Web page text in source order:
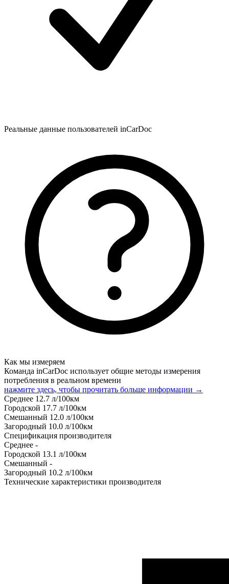
Реальные данные пользователей inCarDoc
Как мы измеряем
Команда inCarDoc использует общие методы измерения
потребления в реальном времени
нажмите здесь, чтобы прочитать больше информации →
Среднее 12.7 л/100км
Городской 17.7 л/100км
Смешанный 12.0 л/100км
Загородный 10.0 л/100км
Спецификация производителя
Среднее -
Городской 13.1 л/100км
Смешанный -
Загородный 10.2 л/100км
Технические характеристики производителя